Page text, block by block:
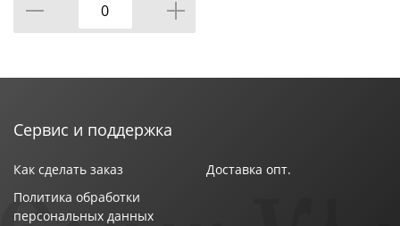
Сервис и поддержка
Как сделать заказ
Политика обработки
персональных данных
Доставка опт.